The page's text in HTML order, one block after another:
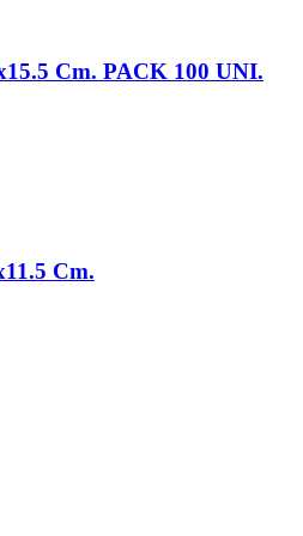
Cm. PACK 100 UNI.
Cm.